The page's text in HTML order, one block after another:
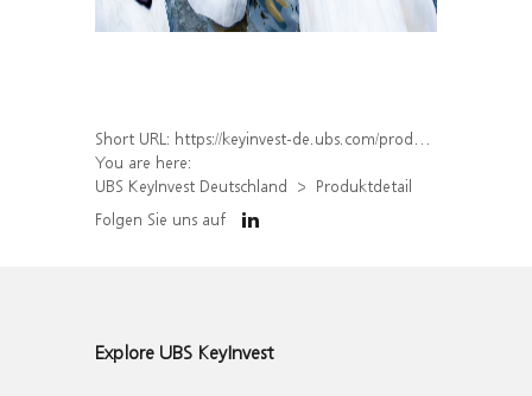
Short URL: https://keyinvest-de.ubs.com/produkt/detail/index/isin/DE000WA6SEB0
You are here:
UBS KeyInvest Deutschland
Produktdetail
Folgen Sie uns auf
Explore UBS KeyInvest